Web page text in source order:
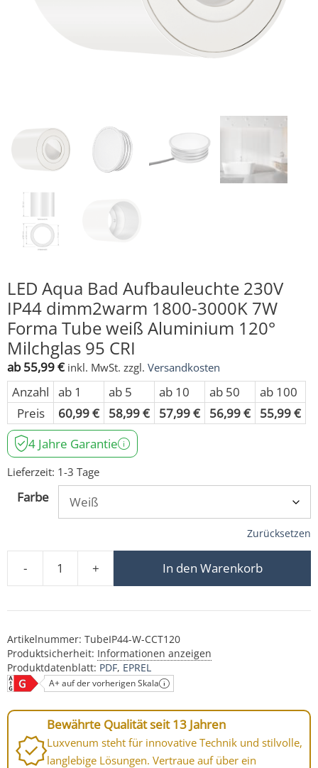
LED Aqua Bad Aufbauleuchte 230V
IP44 dimm2warm 1800-3000K 7W
Forma Tube weiß Aluminium 120°
Milchglas 95 CRI
ab55,99€ inkl. MwSt. zzgl. Versandkosten
Anzahl ab 1 ab 5 ab 10 ab 50
ab 100
Preis
60,99€ 58,99€ 57,99€ 56,99€ 55,99€
4 Jahre Garantie
Lieferzeit: 1-3 Tage
Farbe
Zurücksetzen
-
LED Aqua Bad Aufbauleuchte 230V IP44 dimm2warm
+ In den Warenkorb
Artikelnummer: TubeIP44-W-CCT120
Produktsicherheit: Informationen anzeigen
Produktdatenblatt: PDF EPREL
A+ auf der vorherigen Skala
Bewährte Qualität seit 13 Jahren
Luxvenum steht für innovative Technik und stilvolle,
langlebige Lösungen. Vertraue auf über ein